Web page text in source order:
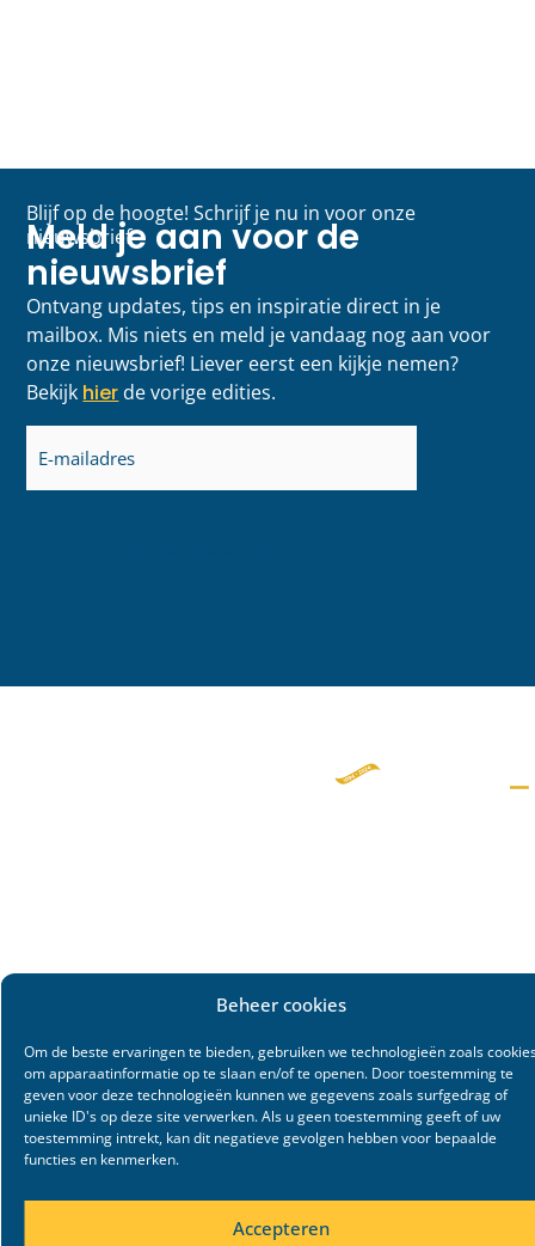
Beheer cookies
Om de beste ervaringen te bieden, gebruiken we technologieën zoals
om apparaatinformatie op te slaan en/of te openen. Door toestemming te
geven voor deze technologieën kunnen we gegevens zoals surfgedrag of
unieke ID's op deze site verwerken. Als u geen toestemming geeft of uw
toestemming intrekt, kan dit negatieve gevolgen hebben voor bepaalde
functies en kenmerken.
Accepteren
Blijf op de hoogte! Schrijf je nu in voor onze
nieuwsbrief
Meld je aan voor de
nieuwsbrief
Ontvang updates, tips en inspiratie direct in je
mailbox. Mis niets en meld je vandaag nog aan voor
onze nieuwsbrief! Liever eerst een kijkje nemen?
Bekijk hier de vorige edities.
E-
mailadres
(Vereist)